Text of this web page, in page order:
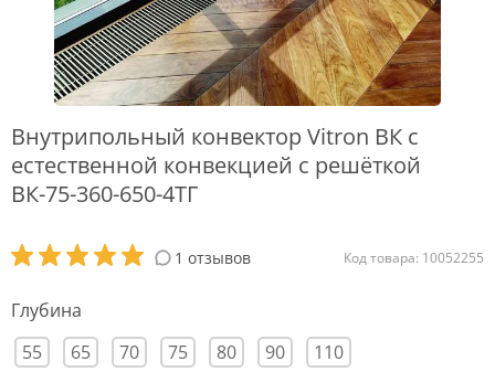
Внутрипольный конвектор Vitron ВК с
естественной конвекцией с решёткой
ВК-75-360-650-4ТГ
1 отзывов Код товара: 10052255
Глубина
55
65 70 75 80 90
110